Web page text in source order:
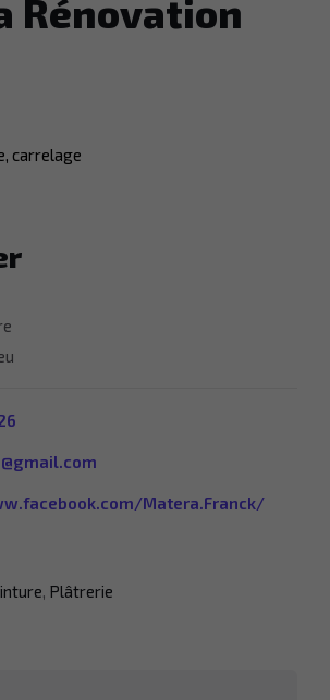
Rénovation
carrelage
Matera.Franck/
, Plâtrerie